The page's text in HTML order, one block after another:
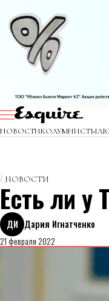
НОВОСТИКОЛУМНИСТЫ
НОВОСТИ
Есть ли у
ДИ Дария Игнатченко
21 февраля 2022